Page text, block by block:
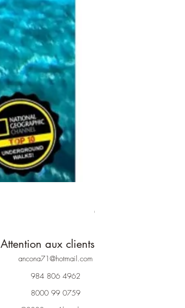
Prix
650,00 $MX
Attention aux clients
ancona71@hotmail.com
984 806 4962
8000 99 0759